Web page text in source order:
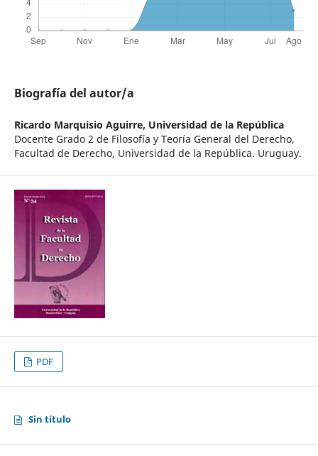
Biografía del autor/a
Ricardo Marquisio Aguirre, Universidad de la República
Docente Grado 2 de Filosofía y Teoría General del Derecho,
Facultad de Derecho, Universidad de la República. Uruguay.
PDF
Sin título